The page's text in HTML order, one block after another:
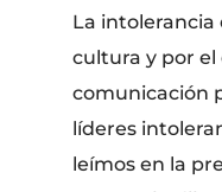
La intolerancia
cultura y por el
comunicación
líderes
leímos en la